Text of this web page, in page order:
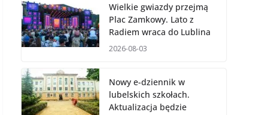
Wielkie gwiazdy przejmą
Plac Zamkowy. Lato z
Radiem wraca do Lublina
2026-08-03
Nowy e-dziennik w
lubelskich szkołach.
Aktualizacja będzie